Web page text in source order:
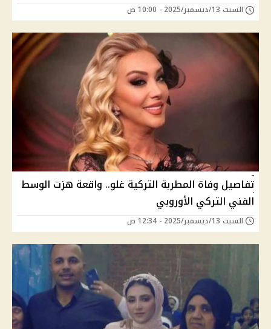
السبت 13/ديسمبر/2025 - 10:00 ص
تفاصيل وفاة المطربة التركية غلو.. واقعة هزت الوسط
الفني التركي الأوروبي
السبت 13/ديسمبر/2025 - 12:34 ص